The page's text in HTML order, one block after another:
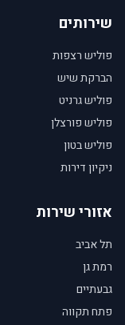
שירותים
פוליש רצפות
הברקת שיש
פוליש גרניט
פוליש פורצלן
פוליש בטון
ניקיון דירות
אזורי שירות
תל אביב
רמת גן
גבעתיים
פתח תקווה